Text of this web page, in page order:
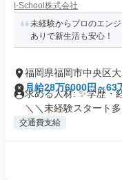
I-School株式会社
未経験からプロのエン
ありで新生活も安心！
福岡県福岡市中央区大
月給28万6000円～63
求める人材: ✨学歴・
＼＼未経験スタート多
交通費支給